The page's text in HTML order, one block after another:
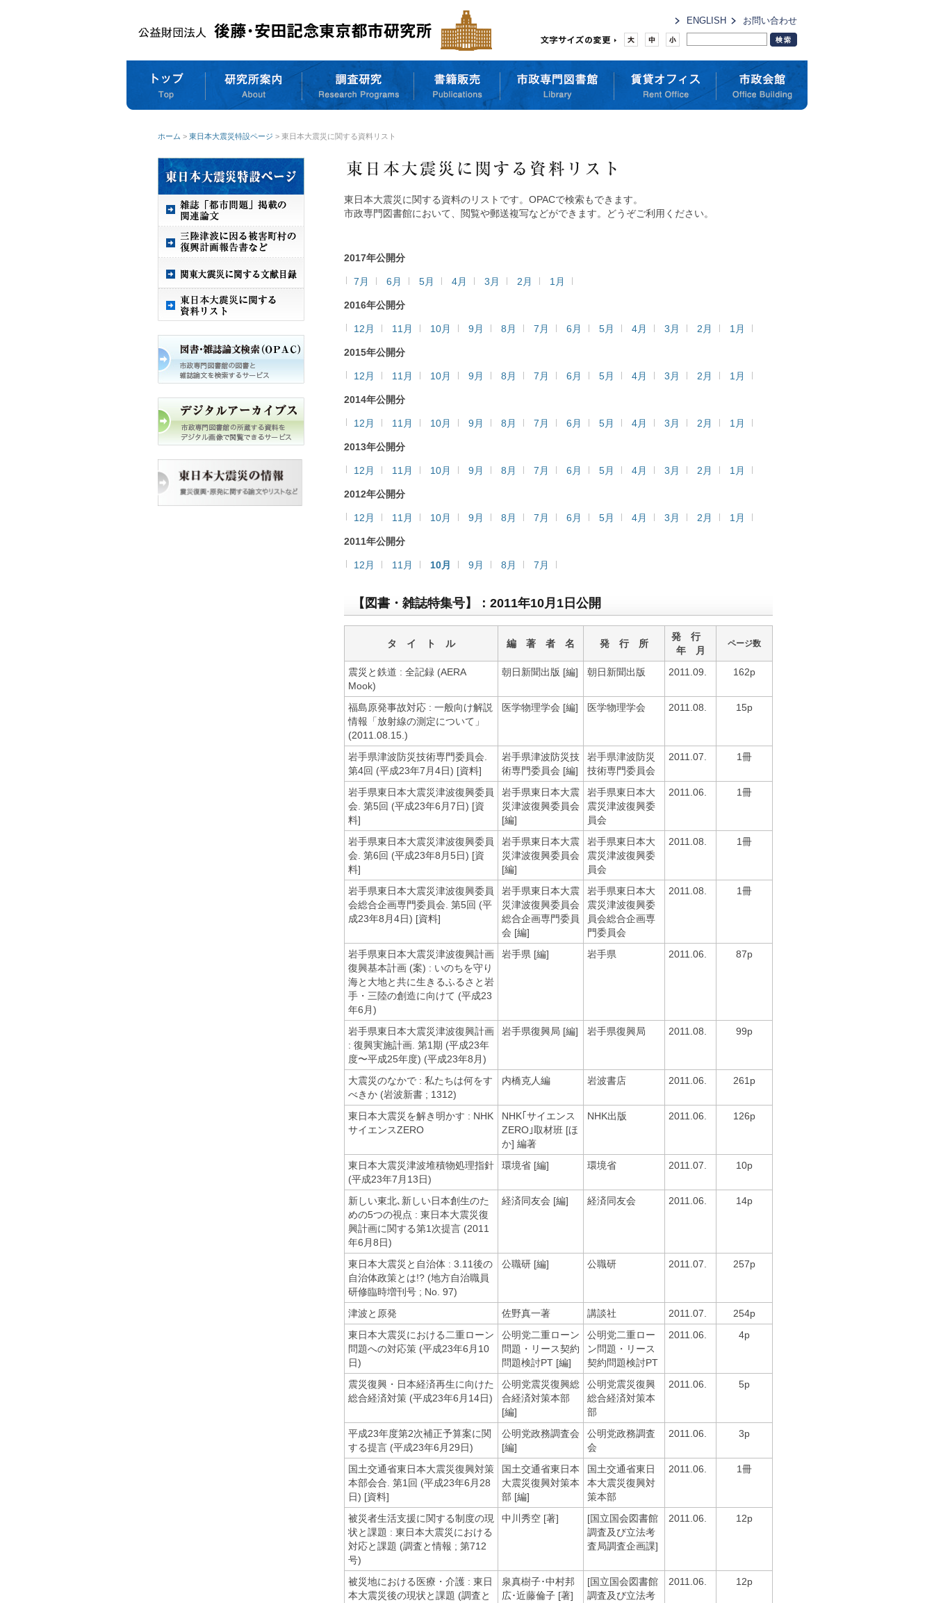
ENGLISH お問い合わせ
ホーム > 東日本大震災特設ページ > 東日本大震災に関する資料リスト
東日本大震災に関する資料のリストです。OPACで検索もできます。
市政専門図書館において、閲覧や郵送複写などができます。どうぞご利用ください。
2017年公開分
7月 6月 5月 4月 3月 2月 1月
2016年公開分
12月 11月 10月 9月 8月 7月 6月 5月 4月 3月 2月 1月
2015年公開分
12月 11月 10月 9月 8月 7月 6月 5月 4月 3月 2月 1月
2014年公開分
12月 11月 10月 9月 8月 7月 6月 5月 4月 3月 2月 1月
2013年公開分
12月 11月 10月 9月 8月 7月 6月 5月 4月 3月 2月 1月
2012年公開分
12月 11月 10月 9月 8月 7月 6月 5月 4月 3月 2月 1月
2011年公開分
12月 11月 10月 9月 8月 7月
【図書・雑誌特集号】：2011年10月1日公開
タ イ ト ル 編 著 者 名 発 行 所
発 行
年 月
ページ数
震災と鉄道 : 全記録 (AERA
Mook)
朝日新聞出版 [編] 朝日新聞出版 2011.09. 162p
福島原発事故対応 : 一般向け解説
情報「放射線の測定について」
(2011.08.15.)
医学物理学会 [編] 医学物理学会 2011.08. 15p
岩手県津波防災技術専門委員会.
第4回 (平成23年7月4日) [資料]
岩手県津波防災技
術専門委員会 [編]
岩手県津波防災
技術専門委員会
2011.07. 1冊
岩手県東日本大震災津波復興委員
会. 第5回 (平成23年6月7日) [資
料]
岩手県東日本大震
災津波復興委員会
[編]
岩手県東日本大
震災津波復興委
員会
2011.06. 1冊
岩手県東日本大震災津波復興委員
会. 第6回 (平成23年8月5日) [資
料]
岩手県東日本大震
災津波復興委員会
[編]
岩手県東日本大
震災津波復興委
員会
2011.08. 1冊
岩手県東日本大震災津波復興委員
会総合企画専門委員会. 第5回 (平
成23年8月4日) [資料]
岩手県東日本大震
災津波復興委員会
総合企画専門委員
会 [編]
岩手県東日本大
震災津波復興委
員会総合企画専
門委員会
2011.08. 1冊
岩手県東日本大震災津波復興計画
復興基本計画 (案) : いのちを守り
海と大地と共に生きるふるさと岩
手・三陸の創造に向けて (平成23
年6月)
岩手県 [編] 岩手県 2011.06. 87p
岩手県東日本大震災津波復興計画
: 復興実施計画. 第1期 (平成23年
度〜平成25年度) (平成23年8月)
岩手県復興局 [編] 岩手県復興局 2011.08. 99p
大震災のなかで : 私たちは何をす
べきか (岩波新書 ; 1312)
内橋克人編 岩波書店 2011.06. 261p
東日本大震災を解き明かす : NHK
サイエンスZERO
NHK｢サイエンス
ZERO｣取材班 [ほ
か] 編著
NHK出版 2011.06. 126p
東日本大震災津波堆積物処理指針
(平成23年7月13日)
環境省 [編] 環境省 2011.07. 10p
新しい東北､新しい日本創生のた
めの5つの視点 : 東日本大震災復
興計画に関する第1次提言 (2011
年6月8日)
経済同友会 [編] 経済同友会 2011.06. 14p
東日本大震災と自治体 : 3.11後の
自治体政策とは!? (地方自治職員
研修臨時増刊号 ; No. 97)
公職研 [編] 公職研 2011.07. 257p
津波と原発 佐野真一著 講談社 2011.07.
254p
東日本大震災における二重ローン
問題への対応策 (平成23年6月10
日)
公明党二重ローン
問題・リース契約
問題検討PT [編]
公明党二重ロー
ン問題・リース
契約問題検討PT
2011.06. 4p
震災復興・日本経済再生に向けた
総合経済対策 (平成23年6月14日)
公明党震災復興総
合経済対策本部
[編]
公明党震災復興
総合経済対策本
部
2011.06. 5p
平成23年度第2次補正予算案に関
する提言 (平成23年6月29日)
公明党政務調査会
[編]
公明党政務調査
会
2011.06. 3p
国土交通省東日本大震災復興対策
本部会合. 第1回 (平成23年6月28
日) [資料]
国土交通省東日本
大震災復興対策本
部 [編]
国土交通省東日
本大震災復興対
策本部
2011.06. 1冊
被災者生活支援に関する制度の現
状と課題 : 東日本大震災における
対応と課題 (調査と情報 ; 第712
号)
中川秀空 [著]
[国立国会図書館
調査及び立法考
査局調査企画課]
2011.06. 12p
被災地における医療・介護 : 東日
本大震災後の現状と課題 (調査と
泉真樹子･中村邦
広･近藤倫子 [著]
[国立国会図書館
調査及び立法考
2011.06. 12p